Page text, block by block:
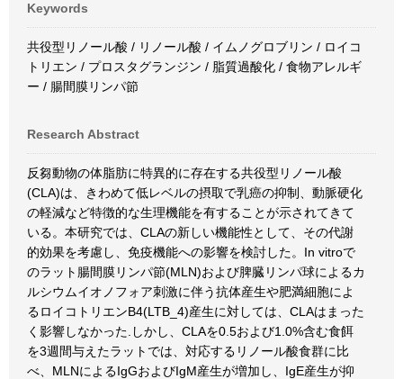
Keywords
共役型リノール酸 / リノール酸 / イムノグロブリン / ロイコ
トリエン / プロスタグランジン / 脂質過酸化 / 食物アレルギ
ー / 腸間膜リンパ節
Research Abstract
反芻動物の体脂肪に特異的に存在する共役型リノール酸
(CLA)は、きわめて低レベルの摂取で乳癌の抑制、動脈硬化
の軽減など特徴的な生理機能を有することが示されてきて
いる。本研究では、CLAの新しい機能性として、その代謝
的効果を考慮し、免疫機能への影響を検討した。In vitroで
のラット腸間膜リンパ節(MLN)および脾臓リンパ球によるカ
ルシウムイオノフォア刺激に伴う抗体産生や肥満細胞によ
るロイコトリエンB4(LTB_4)産生に対しては、CLAはまった
く影響しなかった.しかし、CLAを0.5および1.0%含む食餌
を3週間与えたラットでは、対応するリノール酸食群に比
べ、MLNによるIgGおよびIgM産生が増加し、IgE産生が抑